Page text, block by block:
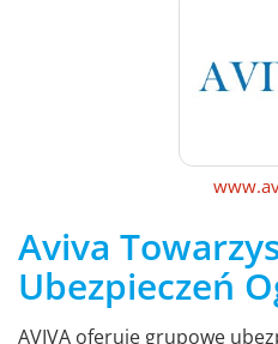
Aviva
Ubezpieczeń
AVIVA oferuje grupowe